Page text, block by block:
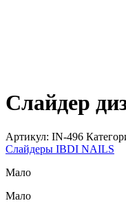
Слайдер
Артикул: IN-496
Слайдеры IBDI NAILS
Мало
Мало